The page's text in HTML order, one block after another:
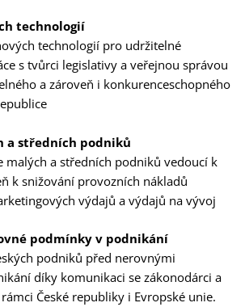
technologií
technologií pro udržitelné
s tvůrci legislativy a veřejnou správou
a zároveň i konkurenceschopného
a středních podniků
malých a středních podniků vedoucí k
k snižování provozních nákladů
výdajů a výdajů na vývoj
podmínky v podnikání
podniků před nerovnými
díky komunikaci se zákonodárci a
České republiky i Evropské unie.